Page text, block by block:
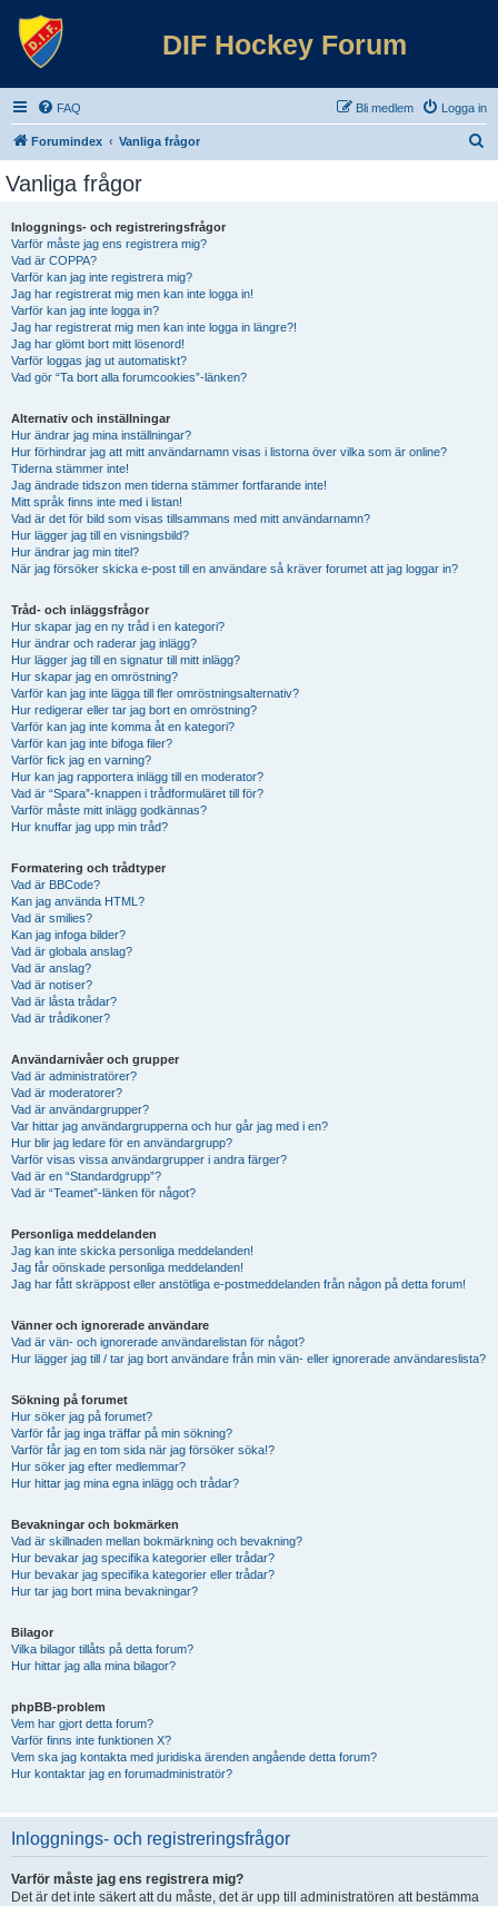
DIF Hockey Forum
FAQ Logga in
Bli medlem
Forumindex Vanliga frågor
Vanliga frågor
Inloggnings- och registreringsfrågor
Varför måste jag ens registrera mig?
Vad är COPPA?
Varför kan jag inte registrera mig?
Jag har registrerat mig men kan inte logga in!
Varför kan jag inte logga in?
Jag har registrerat mig men kan inte logga in längre?!
Jag har glömt bort mitt lösenord!
Varför loggas jag ut automatiskt?
Vad gör “Ta bort alla forumcookies”-länken?
Alternativ och inställningar
Hur ändrar jag mina inställningar?
Hur förhindrar jag att mitt användarnamn visas i listorna över vilka som är online?
Tiderna stämmer inte!
Jag ändrade tidszon men tiderna stämmer fortfarande inte!
Mitt språk finns inte med i listan!
Vad är det för bild som visas tillsammans med mitt användarnamn?
Hur lägger jag till en visningsbild?
Hur ändrar jag min titel?
När jag försöker skicka e-post till en användare så kräver forumet att jag loggar in?
Tråd- och inläggsfrågor
Hur skapar jag en ny tråd i en kategori?
Hur ändrar och raderar jag inlägg?
Hur lägger jag till en signatur till mitt inlägg?
Hur skapar jag en omröstning?
Varför kan jag inte lägga till fler omröstningsalternativ?
Hur redigerar eller tar jag bort en omröstning?
Varför kan jag inte komma åt en kategori?
Varför kan jag inte bifoga filer?
Varför fick jag en varning?
Hur kan jag rapportera inlägg till en moderator?
Vad är “Spara”-knappen i trådformuläret till för?
Varför måste mitt inlägg godkännas?
Hur knuffar jag upp min tråd?
Formatering och trådtyper
Vad är BBCode?
Kan jag använda HTML?
Vad är smilies?
Kan jag infoga bilder?
Vad är globala anslag?
Vad är anslag?
Vad är notiser?
Vad är låsta trådar?
Vad är trådikoner?
Användarnivåer och grupper
Vad är administratörer?
Vad är moderatorer?
Vad är användargrupper?
Var hittar jag användargrupperna och hur går jag med i en?
Hur blir jag ledare för en användargrupp?
Varför visas vissa användargrupper i andra färger?
Vad är en “Standardgrupp”?
Vad är “Teamet”-länken för något?
Personliga meddelanden
Jag kan inte skicka personliga meddelanden!
Jag får oönskade personliga meddelanden!
Jag har fått skräppost eller anstötliga e-postmeddelanden från någon på detta forum!
Vänner och ignorerade användare
Vad är vän- och ignorerade användarelistan för något?
Hur lägger jag till / tar jag bort användare från min vän- eller ignorerade användareslista?
Sökning på forumet
Hur söker jag på forumet?
Varför får jag inga träffar på min sökning?
Varför får jag en tom sida när jag försöker söka!?
Hur söker jag efter medlemmar?
Hur hittar jag mina egna inlägg och trådar?
Bevakningar och bokmärken
Vad är skillnaden mellan bokmärkning och bevakning?
Hur bevakar jag specifika kategorier eller trådar?
Hur bevakar jag specifika kategorier eller trådar?
Hur tar jag bort mina bevakningar?
Bilagor
Vilka bilagor tillåts på detta forum?
Hur hittar jag alla mina bilagor?
phpBB-problem
Vem har gjort detta forum?
Varför finns inte funktionen X?
Vem ska jag kontakta med juridiska ärenden angående detta forum?
Hur kontaktar jag en forumadministratör?
Inloggnings- och registreringsfrågor
Varför måste jag ens registrera mig?
Det är det inte säkert att du måste, det är upp till administratören att bestämma